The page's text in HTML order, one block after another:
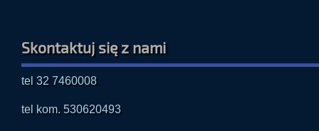
Skontaktuj się z nami
tel 32 7460008
tel kom. 530620493